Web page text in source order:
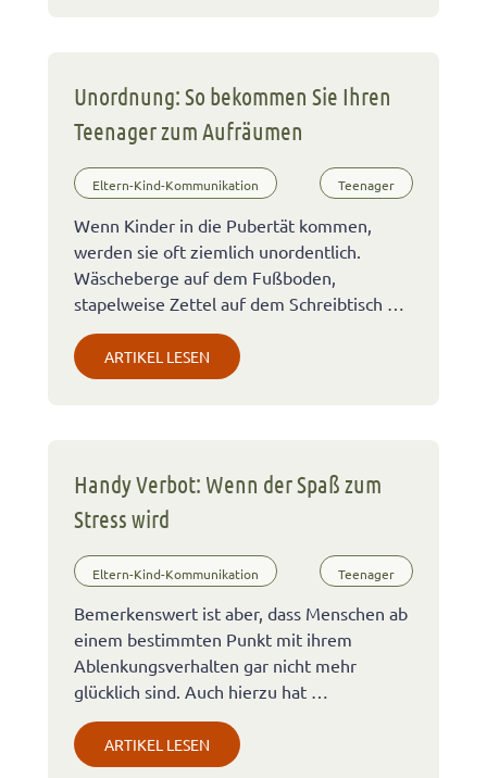
Unordnung: So bekommen Sie Ihren
Teenager zum Aufräumen
Eltern-Kind-Kommunikation Teenager
Wenn Kinder in die Pubertät kommen,
werden sie oft ziemlich unordentlich.
Wäscheberge auf dem Fußboden,
stapelweise Zettel auf dem Schreibtisch …
ARTIKEL LESEN
Handy Verbot: Wenn der Spaß zum
Stress wird
Eltern-Kind-Kommunikation Teenager
Bemerkenswert ist aber, dass Menschen ab
einem bestimmten Punkt mit ihrem
Ablenkungsverhalten gar nicht mehr
glücklich sind. Auch hierzu hat …
ARTIKEL LESEN